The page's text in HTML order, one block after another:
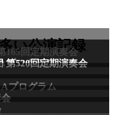
い公演記録
165回定期演奏会
プログラム
第520回定期演奏会
プログラム